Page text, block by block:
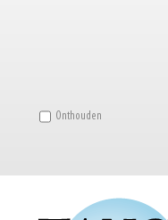
Onthouden